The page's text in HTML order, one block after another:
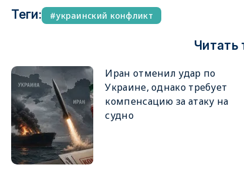
Теги: украинский конфликт
Читать
Иран отменил удар по
Украине, однако требует
компенсацию за атаку на
судно